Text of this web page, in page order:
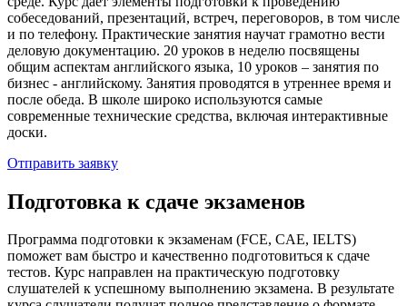
собеседований, презентаций, встреч, переговоров, в том числе
и по телефону. Практические занятия научат грамотно вести
деловую документацию. 20 уроков в неделю посвящены
общим аспектам английского языка, 10 уроков – занятия по
бизнес - английскому. Занятия проводятся в утреннее время и
после обеда. В школе широко используются самые
современные технические средства, включая интерактивные
доски.
Отправить заявку
Подготовка к сдаче экзаменов
Программа подготовки к экзаменам (FCE, CAE, IELTS)
поможет вам быстро и качественно подготовиться к сдаче
тестов. Курс направлен на практическую подготовку
слушателей к успешному выполнению экзамена. В результате